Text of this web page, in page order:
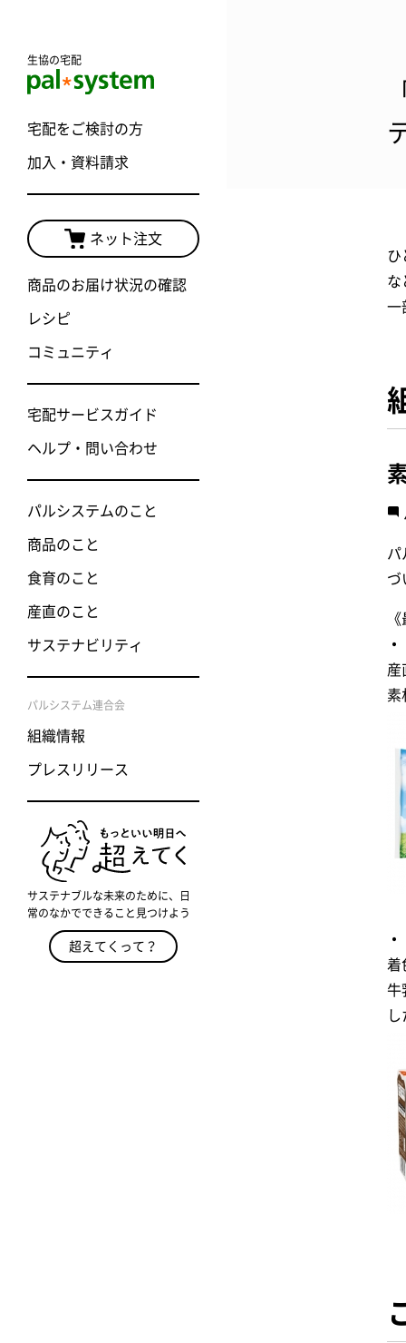
生協の宅配
宅配をご検討の方
加入・資料請求
ネット注文
商品のお届け状況の確認
レシピ
コミュニティ
宅配サービスガイド
ヘルプ・問い合わせ
パルシステムのこと
商品のこと
食育のこと
産直のこと
サステナビリティ
パルシステム連合会
組織情報
プレスリリース
サステナブルな未来のために、日
常のなかでできること見つけよう
超えてくって？
ひ
な
一
パ
づ
産
素
着
牛